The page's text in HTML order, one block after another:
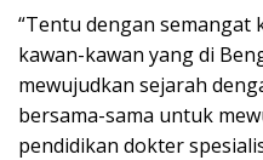
“Tentu dengan semangat
kawan-kawan yang di
mewujudkan sejarah
bersama-sama untuk
pendidikan dokter